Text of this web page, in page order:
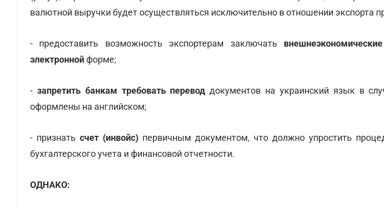
валютной выручки будет осуществляться исключительно в отношении экспорта
- предоставить возможность экспортерам заключать
электронной форме;
- запретить банкам требовать переводдокументов на украинский язык в
оформлены на английском;
- признать счет (инвойс) первичным документом, что должно упростить
бухгалтерского учета и финансовой отчетности.
ОДНАКО: